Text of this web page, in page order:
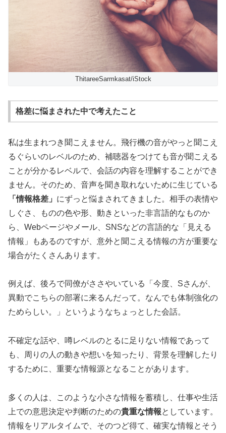
ThitareeSarmkasat/iStock
格差に悩まされた中で考えたこと
私は生まれつき聞こえません。飛行機の音がやっと聞こえ
るぐらいのレベルのため、補聴器をつけても音が聞こえる
ことが分かるレベルで、会話の内容を理解することができ
ません。そのため、音声を聞き取れないために生じている
「情報格差」 にずっと悩まされてきました。相手の表情や
しぐさ、ものの色や形、動きといった非言語的なものか
ら、Webページやメール、SNSなどの言語的な「見える
情報」もあるのですが、意外と聞こえる情報の方が重要な
場合がたくさんあります。
例えば、後ろで同僚がささやいている「今度、Sさんが、
異動でこちらの部署に来るんだって。なんでも体制強化の
ためらしい。」というようなちょっとした会話。
不確定な話や、噂レベルのとるに足りない情報であって
も、周りの人の動きや想いを知ったり、背景を理解したり
するために、重要な情報源となることがあります。
多くの人は、このような小さな情報を蓄積し、仕事や生活
上での意思決定や判断のための貴重な情報としています。
情報をリアルタイムで、そのつど得て、確実な情報とそう